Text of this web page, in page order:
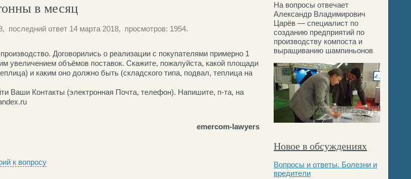
в месяц
последний ответ 14 марта 2018, просмотров: 1954.
Договорились о реализации с покупателями примерно 1
увеличением объёмов поставок. Скажите, пожалуйста, какой площади
и каким оно должно быть (складского типа, подвал, теплица на
Ваши Контакты (электронная Почта, телефон). Напишите, п-та, на
emercom-lawyers
к вопросу
На вопросы отвечает
Александр Владимирович
Царёв — специалист по
созданию предприятий по
производству компоста и
выращиванию шампиньонов
Новое в обсуждениях
Вопросы и ответы. Болезни и
вредители